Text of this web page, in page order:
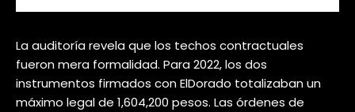
La auditoría revela que los techos contractuales
fueron mera formalidad. Para 2022, los dos
instrumentos firmados con ElDorado totalizaban un
máximo legal de 1,604,200 pesos. Las órdenes de